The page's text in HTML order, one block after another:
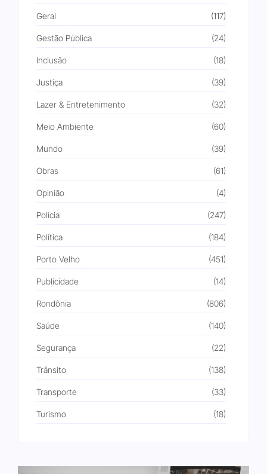
Geral (117)
Gestão Pública (24)
Inclusão (18)
Justiça (39)
Lazer & Entretenimento (32)
Meio Ambiente (60)
Mundo (39)
Obras (61)
Opinião (4)
Polícia (247)
Política (184)
Porto Velho (451)
Publicidade (14)
Rondônia (806)
Saúde (140)
Segurança (22)
Trânsito (138)
Transporte (33)
Turismo (18)